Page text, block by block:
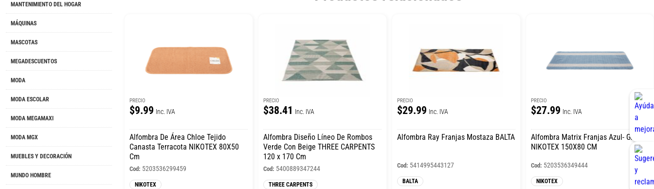
MANTENIMIENTO DEL HOGAR
MÁQUINAS
MASCOTAS
MEGADESCUENTOS
MODA
MODA ESCOLAR
MODA MEGAMAXI
MODA MGX
MUEBLES Y DECORACIÓN
MUNDO HOMBRE
PRECIO
$9.99 Inc. IVA
Alfombra De Área Chloe Tejido
Canasta Terracota NIKOTEX 80X50
Cm
Cod: 5203536299459
NIKOTEX
PRECIO
$38.41 Inc. IVA
Alfombra Diseño Líneo De Rombos
Verde Con Beige THREE CARPENTS
120 x 170 Cm
Cod: 5400889347244
THREE CARPENTS
PRECIO
$29.99 Inc. IVA
Alfombra Ray Franjas Mostaza BALTA
Cod: 5414995443127
BALTA
PRECIO
$27.99 Inc. IVA
Alfombra Matrix Franjas Azul- Gris
NIKOTEX 150X80 CM
Cod: 5203536349444
NIKOTEX